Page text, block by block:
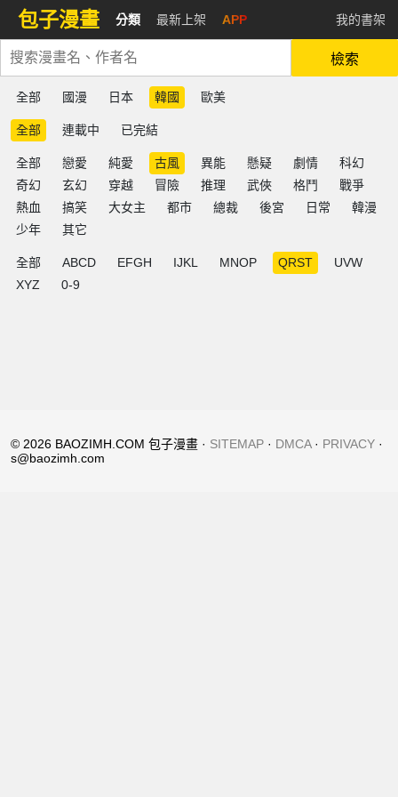
包子漫畫 分類 最新上架 APP 我的書架
檢索
全部 國漫 日本 韓國 歐美
全部 連載中 已完結
全部 戀愛 純愛 古風 異能 懸疑 劇情
科幻
奇幻
玄幻 穿越 冒險 推理 武俠 格鬥
戰爭
熱血
搞笑 大女主 都市 總裁 後宮 日常
韓漫
少年
其它
全部 ABCD EFGH IJKL MNOP QRST
UVW
XYZ
0-9
© 2026 BAOZIMH.COM 包子漫畫 · SITEMAP · DMCA· PRIVACY ·
s@baozimh.com